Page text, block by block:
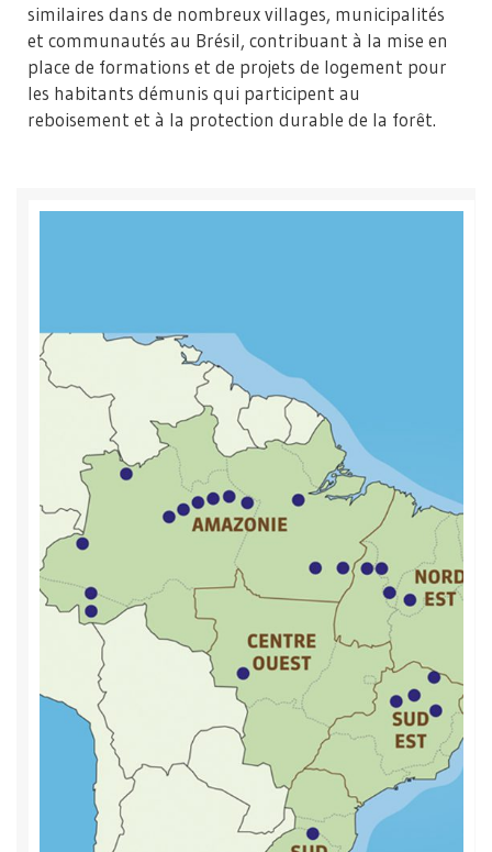
similaires dans de nombreux villages, municipalités
et communautés au Brésil, contribuant à la mise en
place de formations et de projets de logement pour
les habitants démunis qui participent au
reboisement et à la protection durable de la forêt.